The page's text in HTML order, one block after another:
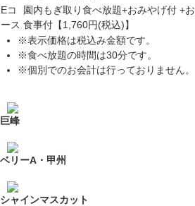
Eコ
ース
園内もぎ取り食べ放題+おみやげ付 +お
食事付【1,760円(税込)】
※表示価格は税込み金額です。
※食べ放題の時間は30分です。
※個別でのお会計は行っておりません。
巨峰
ベリーA・甲州
シャインマスカット